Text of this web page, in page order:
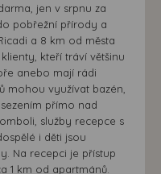
jen v srpnu za
pobřežní přírody a
a 8 km od města
kteří tráví většinu
anebo mají rádi
mohou využívat bazén,
přímo nad
služby recepce s
i děti jsou
Na recepci je přístup
1 km od apartmánů.